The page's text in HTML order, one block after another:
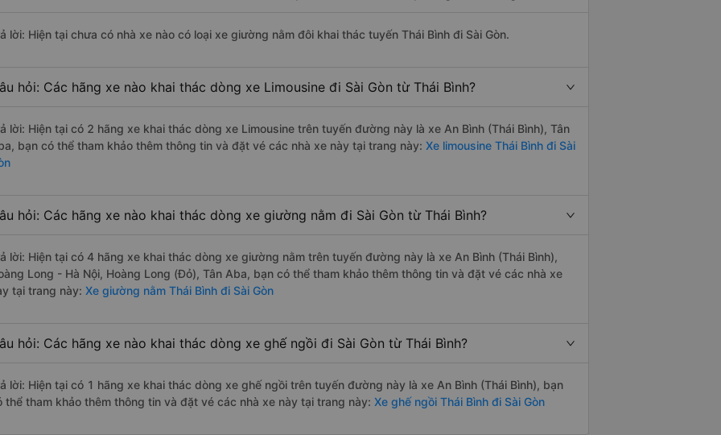
lời: Hiện tại chưa có nhà xe nào có loại xe giường nằm đôi khai thác tuyến Thái Bình đi Sài Gòn.
hỏi: Các hãng xe nào khai thác dòng xe Limousine đi Sài Gòn từ Thái Bình?
lời: Hiện tại có 2 hãng xe khai thác dòng xe Limousine trên tuyến đường này là xe An Bình (Thái Bình), Tân
bạn có thể tham khảo thêm thông tin và đặt vé các nhà xe này tại trang này: Xe limousine Thái Bình đi Sài
hỏi: Các hãng xe nào khai thác dòng xe giường nằm đi Sài Gòn từ Thái Bình?
lời: Hiện tại có 4 hãng xe khai thác dòng xe giường nằm trên tuyến đường này là xe An Bình (Thái Bình),
Long - Hà Nội, Hoàng Long (Đỏ), Tân Aba, bạn có thể tham khảo thêm thông tin và đặt vé các nhà xe
tại trang này: Xe giường nằm Thái Bình đi Sài Gòn
hỏi: Các hãng xe nào khai thác dòng xe ghế ngồi đi Sài Gòn từ Thái Bình?
lời: Hiện tại có 1 hãng xe khai thác dòng xe ghế ngồi trên tuyến đường này là xe An Bình (Thái Bình), bạn
thể tham khảo thêm thông tin và đặt vé các nhà xe này tại trang này: Xe ghế ngồi Thái Bình đi Sài Gòn